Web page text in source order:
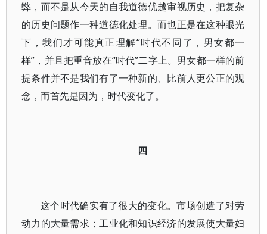
弊，而不是从今天的自我道德优越审视历史，把复杂
的历史问题作一种道德化处理。而也正是在这种眼光
下，我们才可能真正理解“时代不同了，男女都一
样”，并且把重音放在“时代”二字上。男女都一样的前
提条件并不是我们有了一种新的、比前人更公正的观
念，而首先是因为，时代变化了。
四
这个时代确实有了很大的变化。市场创造了对劳
动力的大量需求；工业化和知识经济的发展使大量妇